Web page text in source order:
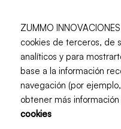
ZUMMO
cookies de terceros, de
analíticos y para
base a la información
navegación (por
obtener más
cookies